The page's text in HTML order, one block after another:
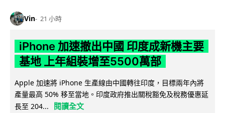
Vin 21 小時
iPhone 加速撤出中國 印度成新機主要
基地 上年組裝增至5500萬部
Apple 加速將 iPhone 生產線由中國轉往印度，目標兩年內將
產量最高 50% 移至當地。印度政府推出關稅豁免及稅務優惠延
長至 204...
閱讀全文